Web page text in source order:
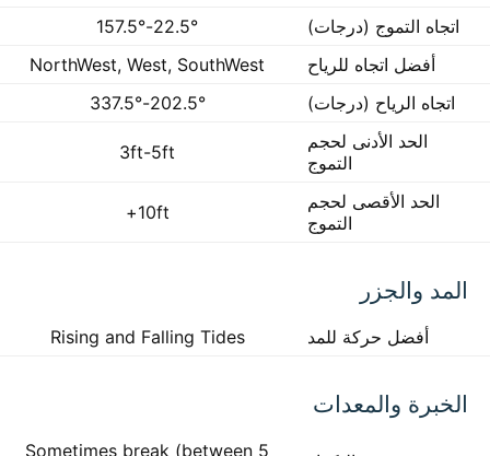
اتجاه التموج (درجات)
22.5°-157.5°
أفضل اتجاه للرياح
NorthWest, West, SouthWest
اتجاه الرياح (درجات)
202.5°-337.5°
الحد الأدنى لحجم
التموج
3ft-5ft
الحد الأقصى لحجم
التموج
10ft+
المد والجزر
أفضل حركة للمد Rising and Falling Tides
الخبرة والمعدات
Sometimes break (between 5